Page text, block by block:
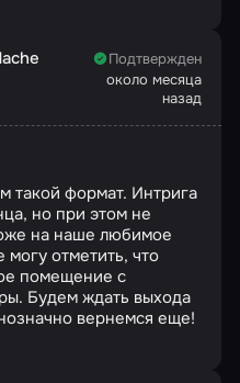
Подтвержден
около месяца
назад
такой формат. Интрига
но при этом не
на наше любимое
отметить, что
помещение с
Будем ждать выхода
вернемся еще!